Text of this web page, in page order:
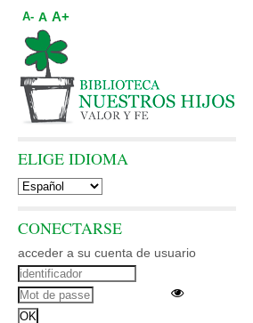
A- A A+
ELIGE IDIOMA
CONECTARSE
acceder a su cuenta de usuario